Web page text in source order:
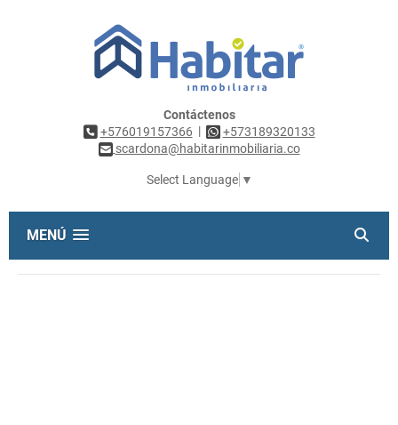
Contáctenos
+576019157366 |
+573189320133
scardona@habitarinmobiliaria.co
Select Language ▼
MENÚ